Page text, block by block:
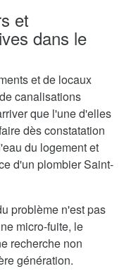
et
dans le
et de locaux
canalisations
que l'une d'elles
dès constatation
du logement et
d'un plombier Saint-
problème n'est pas
micro-fuite, le
recherche non
génération.